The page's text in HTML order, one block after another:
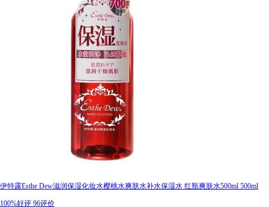
伊特露Esthe Dew滋润保湿化妆水樱桃水爽肤水补水保湿水 红瓶爽肤水500ml 500ml
100%好评 96评价